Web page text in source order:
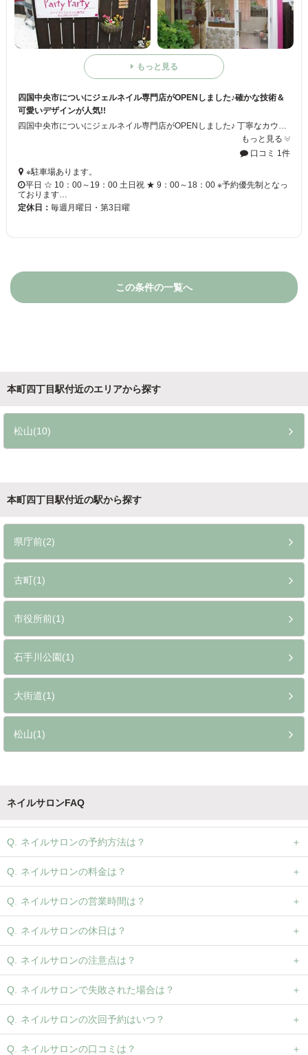
もっと見る
四国中央市についにジェルネイル専門店がOPENしました♪確かな技術＆
可愛いデザインが人気!!
もっと見る
口コミ 1件
※駐車場あります。
平日 ☆ 10：00～19：00 土日祝 ★ 9：00～18：00 ※予約優先制となっ
ております…
定休日： 毎週月曜日・第3日曜
この条件の一覧へ
本町四丁目駅付近のエリアから探す
松山(10)
本町四丁目駅付近の駅から探す
県庁前(2)
古町(1)
市役所前(1)
石手川公園(1)
大街道(1)
松山(1)
ネイルサロンFAQ
ネイルサロンの予約方法は？
ネイルサロンの料金は？
ネイルサロンの営業時間は？
ネイルサロンの休日は？
ネイルサロンの注意点は？
ネイルサロンで失敗された場合は？
ネイルサロンの次回予約はいつ？
ネイルサロンの口コミは？